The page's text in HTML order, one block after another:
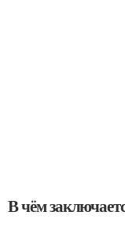
В чём